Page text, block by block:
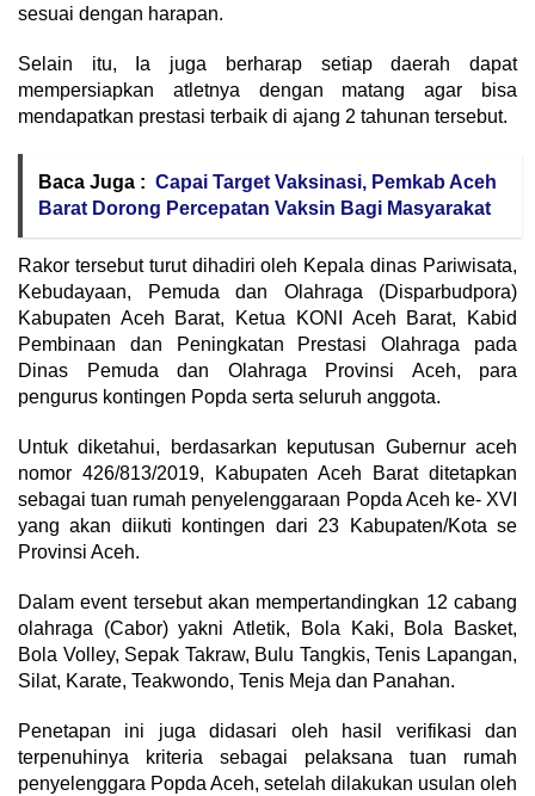
sesuai dengan harapan.
Selain itu, Ia juga berharap setiap daerah dapat
mempersiapkan atletnya dengan matang agar bisa
mendapatkan prestasi terbaik di ajang 2 tahunan tersebut.
Baca Juga : Capai Target Vaksinasi, Pemkab Aceh
Barat Dorong Percepatan Vaksin Bagi Masyarakat
Rakor tersebut turut dihadiri oleh Kepala dinas Pariwisata,
Kebudayaan, Pemuda dan Olahraga (Disparbudpora)
Kabupaten Aceh Barat, Ketua KONI Aceh Barat, Kabid
Pembinaan dan Peningkatan Prestasi Olahraga pada
Dinas Pemuda dan Olahraga Provinsi Aceh, para
pengurus kontingen Popda serta seluruh anggota.
Untuk diketahui, berdasarkan keputusan Gubernur aceh
nomor 426/813/2019, Kabupaten Aceh Barat ditetapkan
sebagai tuan rumah penyelenggaraan Popda Aceh ke- XVI
yang akan diikuti kontingen dari 23 Kabupaten/Kota se
Provinsi Aceh.
Dalam event tersebut akan mempertandingkan 12 cabang
olahraga (Cabor) yakni Atletik, Bola Kaki, Bola Basket,
Bola Volley, Sepak Takraw, Bulu Tangkis, Tenis Lapangan,
Silat, Karate, Teakwondo, Tenis Meja dan Panahan.
Penetapan ini juga didasari oleh hasil verifikasi dan
terpenuhinya kriteria sebagai pelaksana tuan rumah
penyelenggara Popda Aceh, setelah dilakukan usulan oleh